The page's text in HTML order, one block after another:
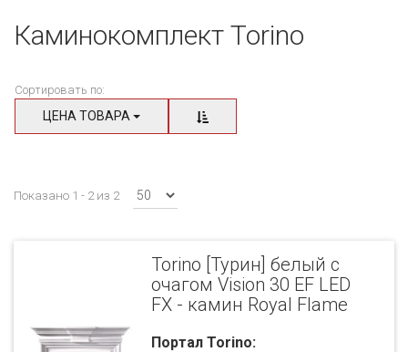
Каминокомплект Torino
Сортировать по:
ЦЕНА ТОВАРА
Показано 1 - 2 из 2
Torino [Турин] белый с
очагом Vision 30 EF LED
FX - камин Royal Flame
Портал Torino: